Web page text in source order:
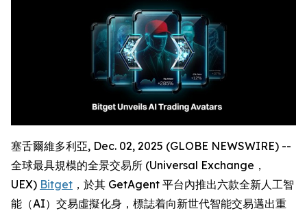
塞舌爾維多利亞, Dec. 02, 2025 (GLOBE NEWSWIRE) --
全球最具規模的全景交易所 (Universal Exchange，
UEX) Bitget ，於其 GetAgent 平台內推出六款全新人工智
能（AI）交易虛擬化身，標誌着向新世代智能交易邁出重